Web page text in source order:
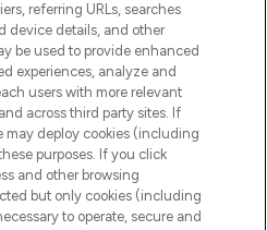
aux cookies
Share My Personal
GÉNÉRALES
referring URLs, searches
device details, and other
be used to provide enhanced
experiences, analyze and
users with more relevant
across third party sites. If
may deploy cookies (including
purposes. If you click
and other browsing
but only cookies (including
to operate, secure and